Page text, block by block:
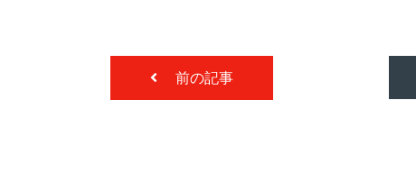
前の記事